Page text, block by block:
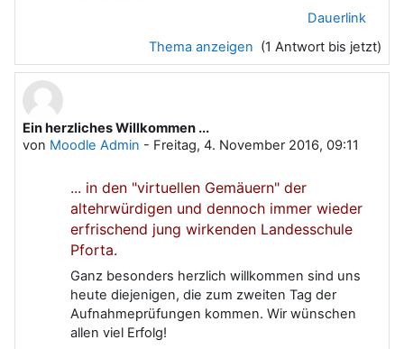
Dauerlink
Thema anzeigen (1 Antwort bis jetzt)
Ein herzliches Willkommen ...
von Moodle Admin - Freitag, 4. November 2016, 09:11
... in den "virtuellen Gemäuern" der
altehrwürdigen und dennoch immer wieder
erfrischend jung wirkenden Landesschule
Pforta.
Ganz besonders herzlich willkommen sind uns
heute diejenigen, die zum zweiten Tag der
Aufnahmeprüfungen kommen. Wir wünschen
allen viel Erfolg!